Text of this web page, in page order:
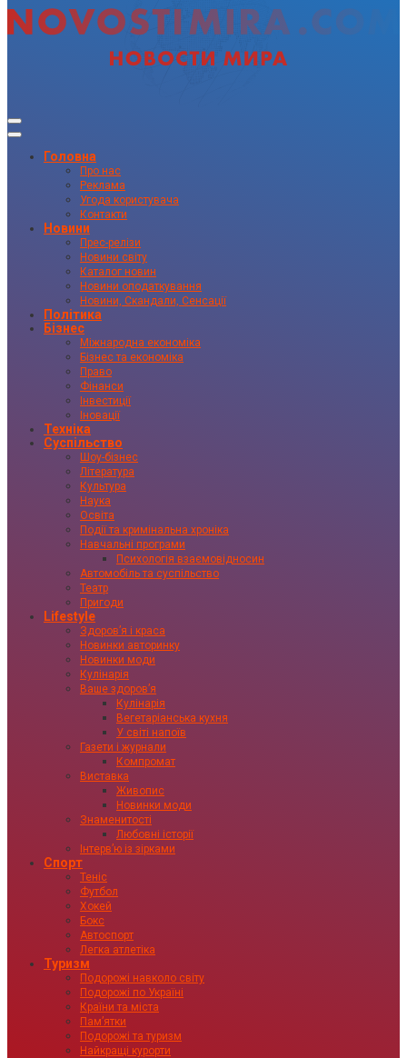
Головна
Про нас
Реклама
Угода користувача
Контакти
Новини
Прес-релізи
Новини світу
Каталог новин
Новини оподаткування
Новини, Скандали, Сенсації
Політика
Бізнес
Міжнародна економіка
Бізнес та економіка
Право
Фінанси
Інвестиції
Іновації
Техніка
Суспільство
Шоу-бізнес
Література
Культура
Наука
Освіта
Події та кримінальна хроніка
Навчальні програми
Психологія взаємовідносин
Автомобіль та суспільство
Театр
Пригоди
Lifestyle
Здоровʼя і краса
Новинки авторинку
Новинки моди
Кулінарія
Ваше здоровʼя
Кулінарія
Вегетаріанська кухня
У світі напоїв
Газети і журнали
Компромат
Виставка
Живопис
Новинки моди
Знаменитості
Любовні історії
Інтервʼю із зірками
Спорт
Теніс
Футбол
Хокей
Бокс
Автоспорт
Легка атлетіка
Туризм
Подорожі навколо світу
Подорожі по Україні
Країни та міста
Пам’ятки
Подорожі та туризм
Найкращі курорти